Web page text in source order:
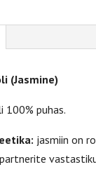
(Jasmine)
100% puhas.
jasmiin on